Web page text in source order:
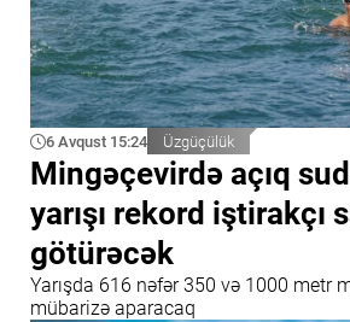
6 Avqust 15:24 Üzgüçülük
Mingəçevirdə açıq
yarışı rekord iştirakçı
götürəcək
Yarışda 616 nəfər 350 və 1000 metr
mübarizə aparacaq